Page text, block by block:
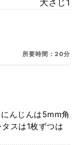
大さじ1
所要時間：20分
んじんは5mm角
スは1枚ずつは